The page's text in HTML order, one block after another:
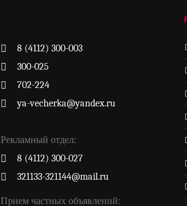
8 (4112) 300-003
300-025
702-224
ya-vecherka@yandex.ru
Рекламный отдел:
8 (4112) 300-027
321133-321144@mail.ru
Прием частных объявлений: